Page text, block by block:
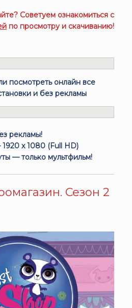
Советуем ознакомиться с
по просмотру и скачиванию!
посмотреть онлайн все
и без рекламы
рекламы!
x 1080 (Full HD)
— только мультфильм!
Сезон 2